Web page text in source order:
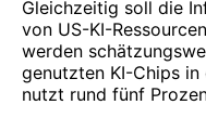
Gleichzeitig soll die
von US-KI-
werden
genutzten KI-Chips in
nutzt rund fünf